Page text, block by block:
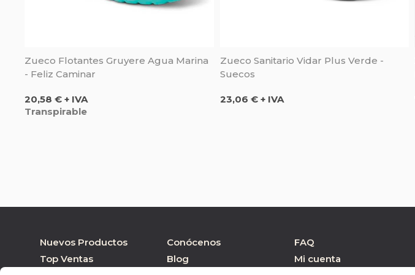
Zueco Flotantes Gruyere Agua Marina
- Feliz Caminar
Precio
20,58 € + IVA
Transpirable
Zueco Sanitario Vidar Plus Verde -
Suecos
Precio
23,06 € + IVA
Nuevos Productos
Top Ventas
Conócenos
Blog
FAQ
Mi cuenta